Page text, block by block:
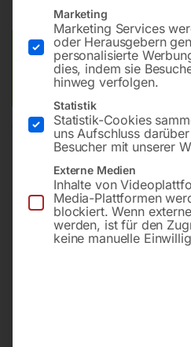
Lieferzeit:Auf Nachfrage
Versandkosten Standard
Bitte beachten Sie: Die
Andere Länder können
Sie haben
Gerne helfen wir
Marketing
Marketing Services
oder Herausgebern
personalisierte
dies, indem sie
hinweg verfolgen.
Statistik
Statistik-Cookies
uns Aufschluss
Besucher mit unserer
Externe Medien
Inhalte von
Media-Plattformen
blockiert. Wenn
werden, ist für den
keine manuelle